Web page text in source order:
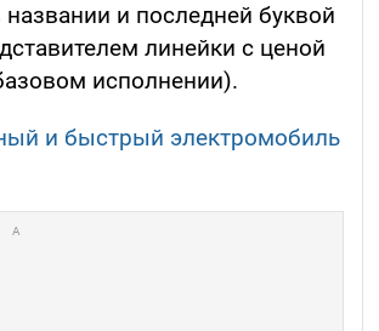
и последней буквой
линейки с ценой
исполнении).
и быстрый электромобиль